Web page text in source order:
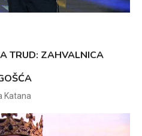
TRUD: ZAHVALNICA
Katana